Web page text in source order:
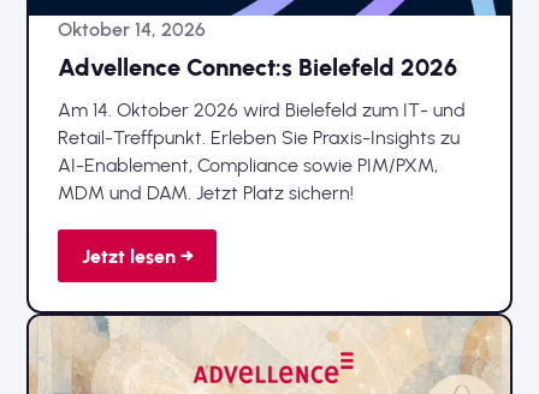
Oktober 14, 2026
Advellence Connect:s Bielefeld 2026
Am 14. Oktober 2026 wird Bielefeld zum IT- und
Retail-Treffpunkt. Erleben Sie Praxis-Insights zu
AI-Enablement, Compliance sowie PIM/PXM,
MDM und DAM. Jetzt Platz sichern!
Jetzt lesen →